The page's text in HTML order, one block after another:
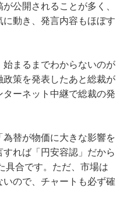
公開されることが多く、
動き、発言内容もほぼす
まるまでわからないのが
策を発表したあと総裁が
ーネット中継で総裁の発
替が物価に大きな影響を
れば「円安容認」だから
具合です。ただ、市場は
ので、チャートも必ず確